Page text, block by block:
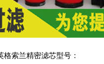
格索兰精密滤芯型号：